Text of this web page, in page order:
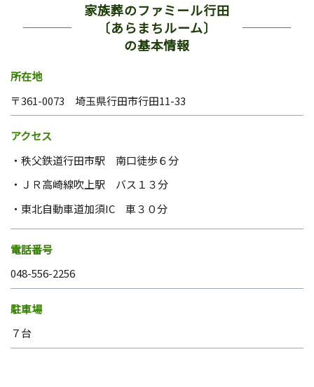
家族葬のファミール行田
〔あらまちルーム〕
の基本情報
所在地
〒361-0073 埼玉県行田市行田11-33
アクセス
秩父鉄道行田市駅 南口徒歩６分
ＪＲ高崎線吹上駅 バス１３分
東北自動車道加須IC 車３０分
電話番号
048-556-2256
駐車場
７台